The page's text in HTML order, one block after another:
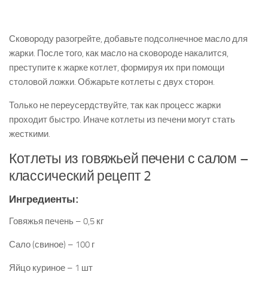
Сковороду разогрейте, добавьте подсолнечное масло для
жарки. После того, как масло на сковороде накалится,
преступите к жарке котлет, формируя их при помощи
столовой ложки. Обжарьте котлеты с двух сторон.
Только не переусердствуйте, так как процесс жарки
проходит быстро. Иначе котлеты из печени могут стать
жесткими.
Котлеты из говяжьей печени с салом –
классический рецепт 2
Ингредиенты:
Говяжья печень – 0,5 кг
Сало (свиное) – 100 г
Яйцо куриное – 1 шт